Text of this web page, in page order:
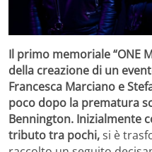
Il primo memoriale “ONE
della creazione di un
Francesca Marciano e
poco dopo la prematura
Bennington. Inizialmente
tributo tra pochi,si è